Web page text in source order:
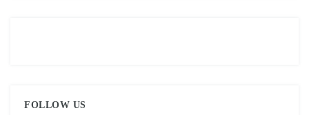
FOLLOW US